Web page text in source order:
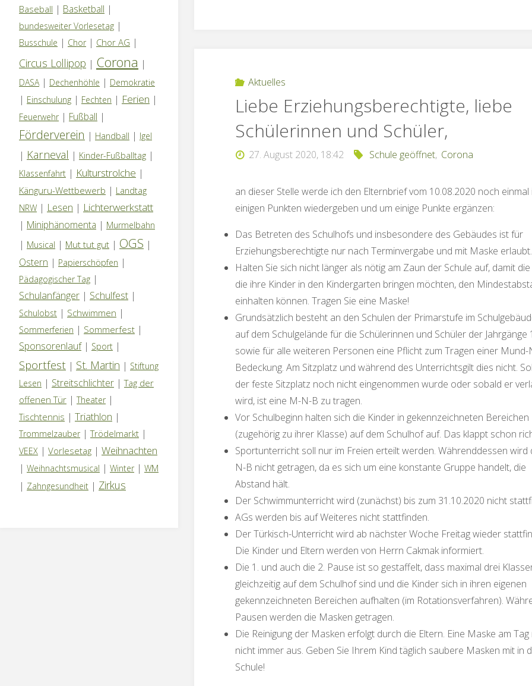
Aktuelles
Liebe Erziehungsberechtigte, liebe
Schülerinnen und Schüler,
27. August 2020, 18:42 Schule geöffnet, Corona
an dieser Stelle werde ich den Elternbrief vom 10.08.2020 noch einmal
einigen Punkten wiedergeben und um einige Punkte ergänzen:
Das Betreten des Schulhofs und insbesondere des Gebäudes ist für
Erziehungsberechtigte nur nach Terminvergabe und mit Maske erlaubt.
Halten Sie sich nicht länger als nötig am Zaun der Schule auf, damit
die ihre Kinder in den Kindergarten bringen möchten, den
einhalten können. Tragen Sie eine Maske!
Grundsätzlich besteht an den Schulen der Primarstufe im
auf dem Schulgelände für die Schülerinnen und Schüler der Jahrgänge
sowie für alle weiteren Personen eine Pflicht zum Tragen einer
Bedeckung. Am Sitzplatz und während des Unterrichtsgilt dies nicht.
der feste Sitzplatz noch nicht eingenommen wurde oder sobald er
wird, ist eine M-N-B zu tragen.
Vor Schulbeginn halten sich die Kinder in gekennzeichneten Bereichen
(zugehörig zu ihrer Klasse) auf dem Schulhof auf. Das klappt schon
Sportunterricht soll nur im Freien erteilt werden. Währenddessen wird
N-B nicht getragen, da es sich um eine konstante Gruppe handelt, die
Abstand hält.
Der Schwimmunterricht wird (zunächst) bis zum 31.10.2020 nicht
AGs werden bis auf Weiteres nicht stattfinden.
Der Türkisch-Unterricht wird ab nächster Woche Freitag wieder
Die Kinder und Eltern werden von Herrn Cakmak informiert.
Die 1. und auch die 2. Pause ist so gestaffelt, dass maximal drei
gleichzeitig auf dem Schulhof sind und die Kinder sich in ihren eigenen
gekennzeichneten Bereichen aufhalten (im Rotationsverfahren).
Pausen werden die Masken getragen.
Die Reinigung der Masken erfolgt durch die Eltern. Eine Maske am
nicht immer aus. Geben Sie Ihrem Kind täglich saubere Masken mit in
Schule!
Baseball | Basketball |
bundesweiter Vorlesetag |
Busschule | Chor | Chor AG |
Circus Lollipop | Corona |
DASA| Dechenhöhle | Demokratie
| Einschulung | Fechten | Ferien |
Feuerwehr | Fußball |
Förderverein | Handball | Igel
| Karneval | Kinder-Fußballtag |
Klassenfahrt | Kulturstrolche |
Känguru-Wettbewerb | Landtag
NRW | Lesen | Lichterwerkstatt
| Miniphänomenta | Murmelbahn
| Musical | Mut tut gut | OGS |
Ostern | Papierschöpfen |
Pädagogischer Tag |
Schulanfänger | Schulfest |
Schulobst | Schwimmen |
Sommerferien | Sommerfest |
Sponsorenlauf| Sport |
Sportfest | St. Martin | Stiftung
Lesen | Streitschlichter |Tag der
offenen Tür | Theater |
Tischtennis | Triathlon |
Trommelzauber |Trödelmarkt |
VEEX | Vorlesetag | Weihnachten
| Weihnachtsmusical | Winter | WM
| Zahngesundheit | Zirkus